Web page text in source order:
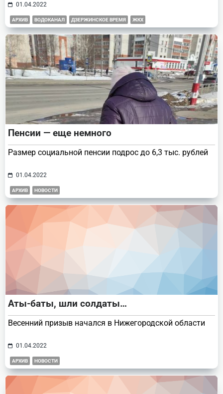
01.04.2022
АРХИВ ВОДОКАНАЛ ДЗЕРЖИНСКОЕ ВРЕМЯ ЖКХ
Пенсии — еще немного
Размер социальной пенсии подрос до 6,3 тыс. рублей
01.04.2022
АРХИВ НОВОСТИ
Аты-баты, шли солдаты…
Весенний призыв начался в Нижегородской области
01.04.2022
АРХИВ НОВОСТИ